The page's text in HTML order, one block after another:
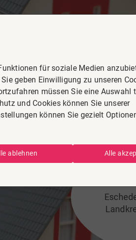
für soziale Medien
geben Einwilligung zu unseren
müssen Sie eine Auswahl
und Cookies können Sie unserer
können Sie gezielt
ablehnen Alle